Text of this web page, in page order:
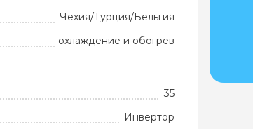
Чехия/Турция/Бельгия
охлаждение и обогрев
35
Инвертор